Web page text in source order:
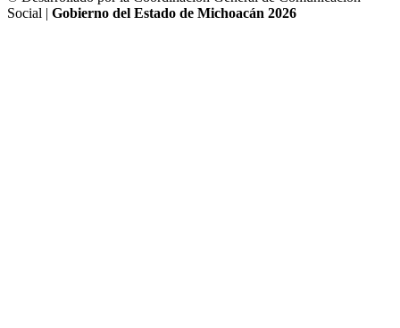
Social | Gobierno del Estado de Michoacán 2026